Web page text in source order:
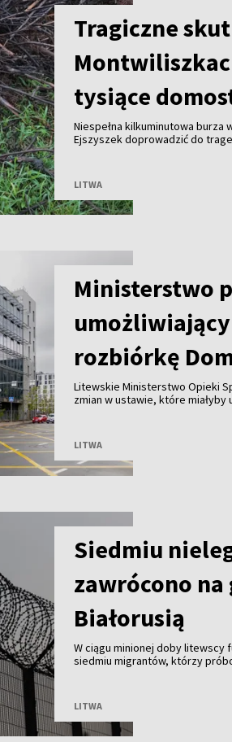
Tragiczne
tysiące
Niespełna kilkuminutowa burza
Ejszyszek doprowadzić do
LITWA
Ministerstwo
rozbiórkę
Litewskie Ministerstwo Opieki
zmian w ustawie, które
LITWA
Siedmiu
zawrócono
Białorusią
W ciągu minionej doby litewscy
siedmiu migrantów, którzy
LITWA